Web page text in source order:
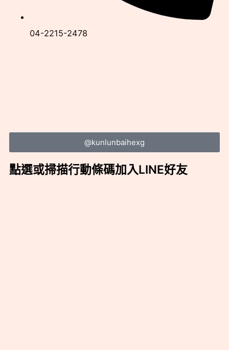
04-2215-2478
@kunlunbaihexg
點選或掃描行動條碼加入LINE好友